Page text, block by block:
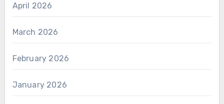
April 2026
March 2026
February 2026
January 2026